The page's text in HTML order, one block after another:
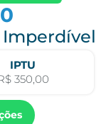
Imperdível
IPTU
350,00